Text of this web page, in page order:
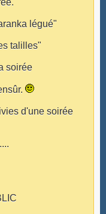
légué"
talilles"
soirée
d'une soirée